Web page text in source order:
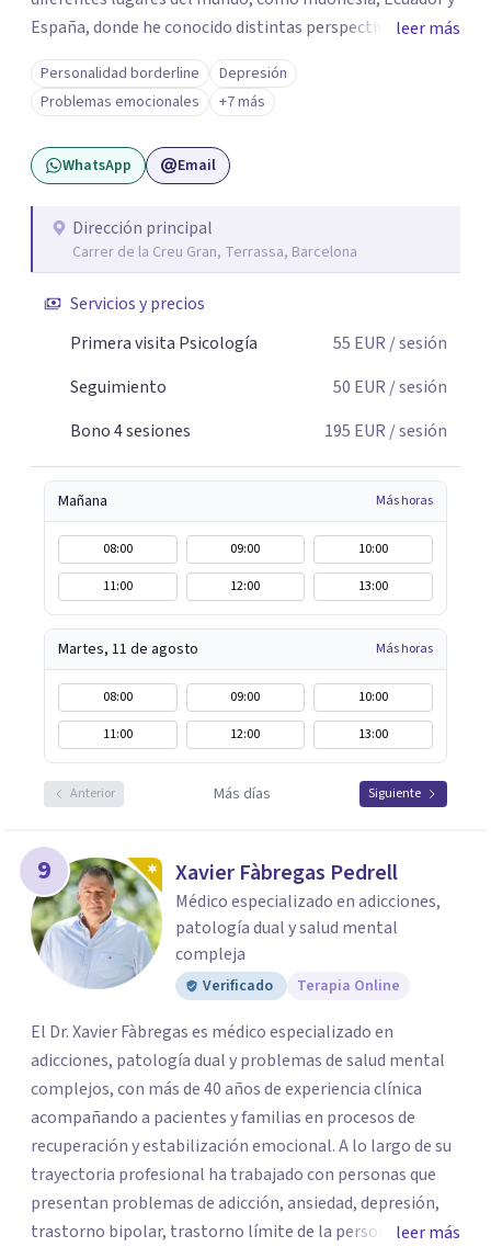
España, donde he conocido distintas perspectivas,
técnicas y herramientas de intervención. Esta formación
internacional me permite ofrecer una mirada integral de
la persona, adaptando cada proceso a las necesidades,
características y objetivos de quien tengo delante.
Combino conocimientos de la psicología clínica, la salud
dificultades, sino también las capacidades y recursos de
cada persona. Mi objetivo es crear un espacio de confianza
sentirse escuchado, comprendido y apoyado en su
proceso de crecimiento y bienestar.
leer más
Personalidad borderline
Depresión
Problemas emocionales
+7 más
WhatsApp Email
Dirección principal
Carrer de la Creu Gran, Terrassa, Barcelona
Servicios y precios
Primera visita Psicología
55 EUR / sesión
Seguimiento
50 EUR / sesión
Bono 4 sesiones
195 EUR / sesión
Mañana Más horas
08:00 09:00
10:00
11:00
12:00 13:00
Martes, 11 de agosto Más horas
08:00 09:00
10:00
11:00
12:00 13:00
Anterior Más días Siguiente
9 Xavier Fàbregas Pedrell
Médico especializado en adicciones,
patología dual y salud mental
compleja
Verificado Terapia Online
El Dr. Xavier Fàbregas es médico especializado en
adicciones, patología dual y problemas de salud mental
complejos, con más de 40 años de experiencia clínica
acompañando a pacientes y familias en procesos de
recuperación y estabilización emocional. A lo largo de su
trayectoria profesional ha trabajado con personas que
presentan problemas de adicción, ansiedad, depresión,
trastorno bipolar, trastorno límite de la personalidad
leer más